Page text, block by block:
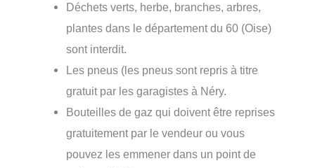
Déchets verts, herbe, branches, arbres,
plantes dans le département du 60 (Oise)
sont interdit.
Les pneus (les pneus sont repris à titre
gratuit par les garagistes à Néry.
Bouteilles de gaz qui doivent être reprises
gratuitement par le vendeur ou vous
pouvez les emmener dans un point de